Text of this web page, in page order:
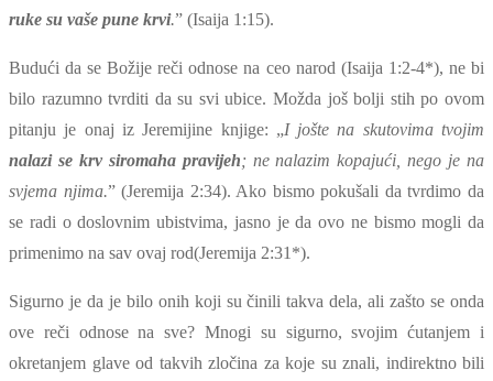
ruke su vaše pune krvi.” (Isaija 1:15).
Budući da se Božije reči odnose na ceo narod(Isaija 1:2-4*), ne bi
bilo razumno tvrditi da su svi ubice. Možda još bolji stih po ovom
pitanju je onaj iz Jeremijine knjige: „I jošte na skutovima tvojim
nalazi se krv siromaha pravijeh; ne nalazim kopajući, nego je na
svjema njima.” (Jeremija 2:34). Ako bismo pokušali da tvrdimo da
se radi o doslovnim ubistvima, jasno je da ovo ne bismo mogli da
primenimo na sav ovaj rod(Jeremija 2:31*).
Sigurno je da je bilo onih koji su činili takva dela, ali zašto se onda
ove reči odnose na sve? Mnogi su sigurno, svojim ćutanjem i
okretanjem glave od takvih zločina za koje su znali, indirektno bili